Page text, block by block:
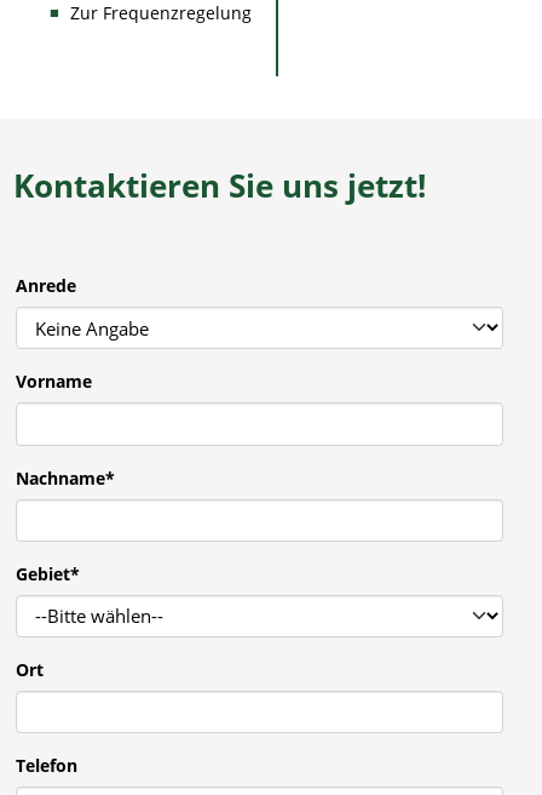
Zur Frequenzregelung
Kontaktieren Sie uns jetzt!
Anrede
Vorname
Nachname*
Gebiet*
Ort
Telefon